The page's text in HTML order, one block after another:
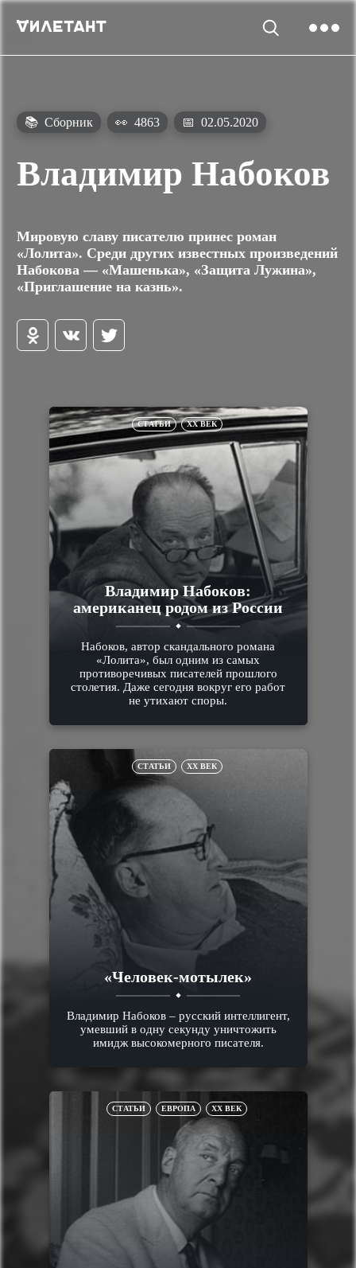
📚 Сборник 👀 4863 📅 02.05.2020
Владимир Набоков
Мировую славу писателю принес роман
«Лолита». Среди других известных произведений
Набокова — «Машенька», «Защита Лужина»,
«Приглашение на казнь».
СТАТЬИ XX ВЕК
Владимир Набоков:
американец родом из России
Набоков, автор скандального романа
«Лолита», был одним из самых
противоречивых писателей прошлого
столетия. Даже сегодня вокруг его работ
не утихают споры.
СТАТЬИ XX ВЕК
«Человек-мотылек»
Владимир Набоков – русский интеллигент,
умевший в одну секунду уничтожить
имидж высокомерного писателя.
СТАТЬИ ЕВРОПА XX ВЕК